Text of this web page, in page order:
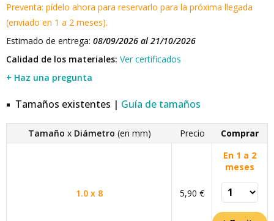
Preventa: pídelo ahora para reservarlo para la próxima llegada
(enviado en 1 a 2 meses).
Estimado de entrega: 08/09/2026 al 21/10/2026
Calidad de los materiales: Ver certificados
+ Haz una pregunta
Tamaños existentes | Guía de tamaños
Tamaño x Diámetro (en mm) Precio Comprar
1.0 x 8 5,90 €
En 1 a 2
meses